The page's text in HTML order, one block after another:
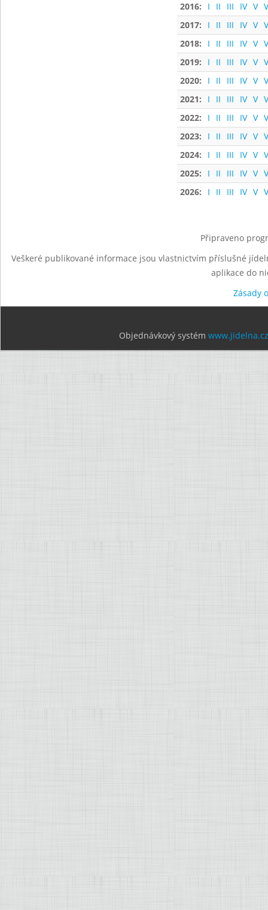
2016:
I II III IV V
2017:
I II III IV V
2018:
I II III IV V
2019:
I II III IV V
2020:
I II III IV V
2021:
I II III IV V
2022:
I II III IV V
2023:
I II III IV V
2024:
I II III IV V
2025:
I II III IV V
2026:
I II III IV V
Připraveno
Veškeré publikované informace jsou vlastnictvím příslušné
aplikace do
Zásady
Objednávkový systém www.jidelna.cz